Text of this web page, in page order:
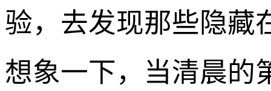
验，去发现那些隐藏
想象一下，当清晨的